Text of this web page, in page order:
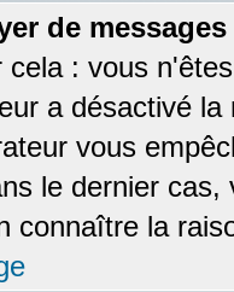
de
: vous
a désactivé
vous
le dernier
connaître la